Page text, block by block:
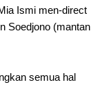
Ismi men-direct
Soedjono (mantan
semua hal